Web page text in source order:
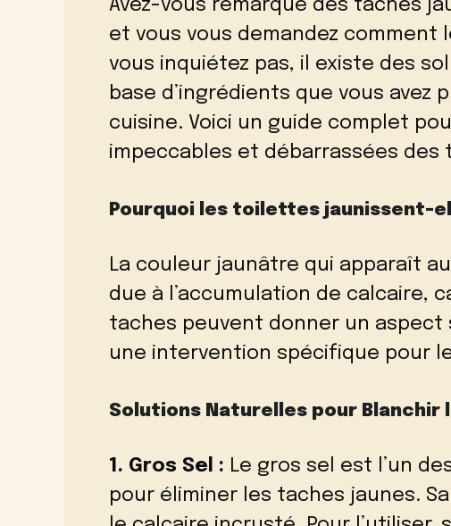
Avez-vous remarqué des taches
et vous vous demandez comment
vous inquiétez pas, il existe des
base d’ingrédients que vous avez
cuisine. Voici un guide complet
impeccables et débarrassées des
Pourquoi les toilettes jaunissent-
La couleur jaunâtre qui apparaît
due à l’accumulation de calcaire,
taches peuvent donner un
une intervention spécifique pour
Solutions Naturelles pour Blanchir
1. Gros Sel : Le gros sel est l’un
pour éliminer les taches jaunes.